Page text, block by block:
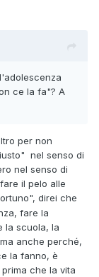
ce la fa"? A
per non
nel senso di
nel senso di
il pelo alle
direi che
fare la
la scuola, la
anche perché,
la fanno, è
che la vita